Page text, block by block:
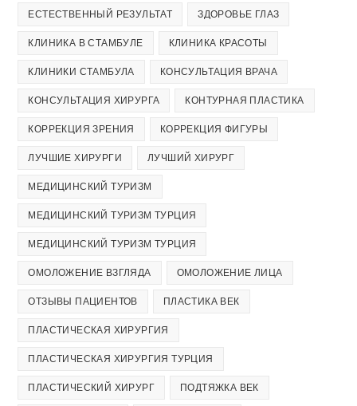
ЕСТЕСТВЕННЫЙ РЕЗУЛЬТАТ ЗДОРОВЬЕ ГЛАЗ
КЛИНИКА В СТАМБУЛЕ КЛИНИКА КРАСОТЫ
КЛИНИКИ СТАМБУЛА КОНСУЛЬТАЦИЯ ВРАЧА
КОНСУЛЬТАЦИЯ ХИРУРГА КОНТУРНАЯ ПЛАСТИКА
КОРРЕКЦИЯ ЗРЕНИЯ КОРРЕКЦИЯ ФИГУРЫ
ЛУЧШИЕ ХИРУРГИ ЛУЧШИЙ ХИРУРГ
МЕДИЦИНСКИЙ ТУРИЗМ
МЕДИЦИНСКИЙ ТУРИЗМ ТУРЦИЯ
МЕДИЦИНСКИЙ ТУРИЗМ ТУРЦИЯ
ОМОЛОЖЕНИЕ ВЗГЛЯДА ОМОЛОЖЕНИЕ ЛИЦА
ОТЗЫВЫ ПАЦИЕНТОВ ПЛАСТИКА ВЕК
ПЛАСТИЧЕСКАЯ ХИРУРГИЯ
ПЛАСТИЧЕСКАЯ ХИРУРГИЯ ТУРЦИЯ
ПЛАСТИЧЕСКИЙ ХИРУРГ ПОДТЯЖКА ВЕК